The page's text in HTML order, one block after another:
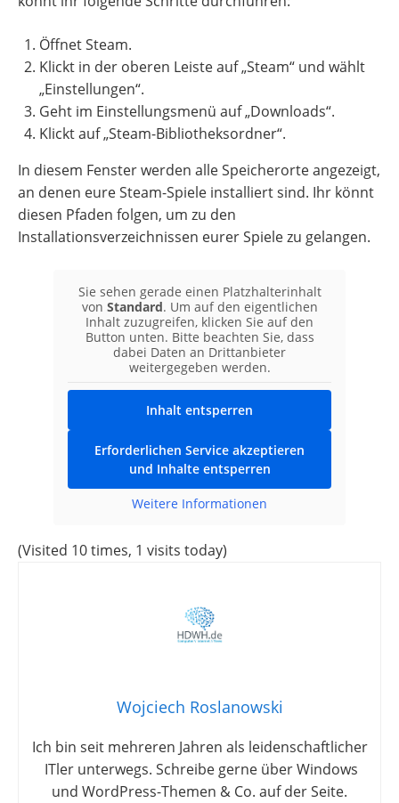
Öffnet Steam.
Klickt in der oberen Leiste auf „Steam“ und wählt
„Einstellungen“.
Geht im Einstellungsmenü auf „Downloads“.
Klickt auf „Steam-Bibliotheksordner“.
In diesem Fenster werden alle Speicherorte angezeigt,
an denen eure Steam-Spiele installiert sind. Ihr könnt
diesen Pfaden folgen, um zu den
Installationsverzeichnissen eurer Spiele zu gelangen.
Sie sehen gerade einen Platzhalterinhalt
von Standard. Um auf den eigentlichen
Inhalt zuzugreifen, klicken Sie auf den
Button unten. Bitte beachten Sie, dass
dabei Daten an Drittanbieter
weitergegeben werden.
Inhalt entsperren
Erforderlichen Service akzeptieren
und Inhalte entsperren
Weitere Informationen
(Visited 10 times, 1 visits today)
Wojciech Roslanowski
Ich bin seit mehreren Jahren als leidenschaftlicher
ITler unterwegs. Schreibe gerne über Windows
und WordPress-Themen & Co. auf der Seite.